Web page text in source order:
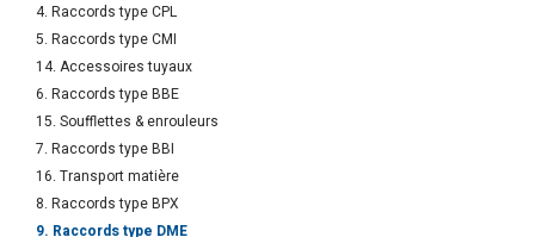
4. Raccords type CPL
5. Raccords type CMI
14. Accessoires tuyaux
6. Raccords type BBE
15. Soufflettes & enrouleurs
7. Raccords type BBI
16. Transport matière
8. Raccords type BPX
9. Raccords type DME